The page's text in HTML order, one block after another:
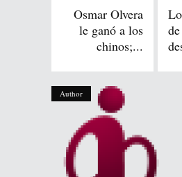
Osmar Olvera
le ganó a los
chinos;...
Author